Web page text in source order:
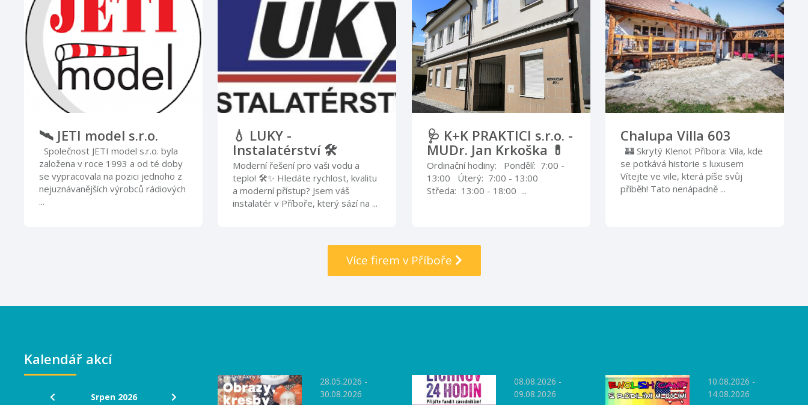
🛰️ JETI model s.r.o.
Společnost JETI model s.r.o. byla
založena v roce 1993 a od té doby
se vypracovala na pozici jednoho z
nejuznávanějších výrobců rádiových
...
💧 LUKY -
Instalatérství 🛠️
Moderní řešení pro vaši vodu a
teplo! 🛠️✨ Hledáte rychlost, kvalitu
a moderní přístup? Jsem váš
instalatér v Příboře, který sází na ...
🩺 K+K PRAKTICI s.r.o. -
MUDr. Jan Krkoška 💊
Ordinační hodiny: Pondělí: 7:00 -
13:00 Úterý: 7:00 - 13:00
Středa: 13:00 - 18:00 ...
Chalupa Villa 603
🏰 Skrytý Klenot Příbora: Vila, kde
se potkává historie s luxusem
Vítejte ve vile, která píše svůj
příběh! Tato nenápadně ...
Více firem v Příboře
Kalendář akcí
Srpen 2026
28.05.2026 -
30.08.2026
08.08.2026 -
09.08.2026
10.08.2026 -
14.08.2026